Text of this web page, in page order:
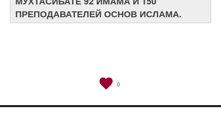
ПРЕПОДАВАТЕЛЕЙ ОСНОВ ИСЛАМА.
0